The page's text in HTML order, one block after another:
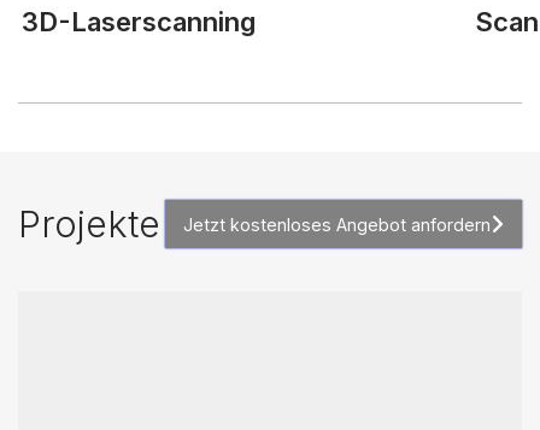
3D-Laserscanning
Projekte Jetzt kostenloses Angebot anfordern